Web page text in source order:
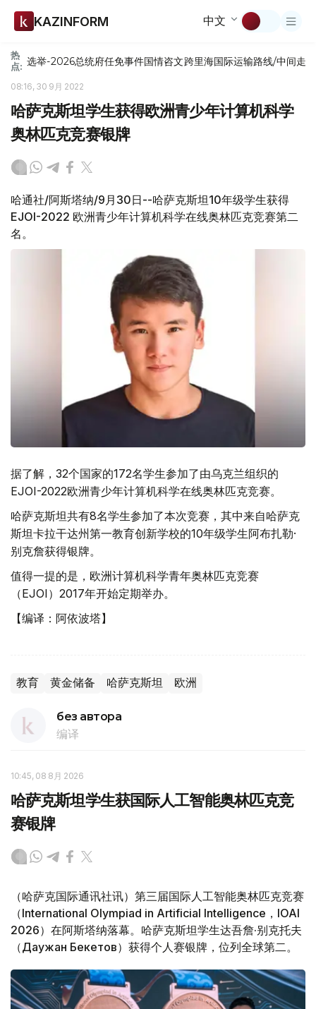
KAZINFORM 中文
热
点: 选举-2026总统府任免事件国情咨文跨里海国际运输路线/中间走廊
08:16, 30 9月 2022
哈萨克斯坦学生获得欧洲青少年计算机科学
奥林匹克竞赛银牌
哈通社/阿斯塔纳/9月30日--哈萨克斯坦10年级学生获得
EJOI-2022 欧洲青少年计算机科学在线奥林匹克竞赛第二
名。
据了解，32个国家的172名学生参加了由乌克兰组织的
EJOI-2022欧洲青少年计算机科学在线奥林匹克竞赛。
哈萨克斯坦共有8名学生参加了本次竞赛，其中来自哈萨克
斯坦卡拉干达州第一教育创新学校的10年级学生阿布扎勒·
别克詹获得银牌。
值得一提的是，欧洲计算机科学青年奥林匹克竞赛
（EJOI）2017年开始定期举办。
【编译：阿依波塔】
教育 黄金储备 哈萨克斯坦 欧洲
без автора
编译
10:45, 08 8月 2026
哈萨克斯坦学生获国际人工智能奥林匹克竞
赛银牌
（哈萨克国际通讯社讯）第三届国际人工智能奥林匹克竞赛
（International Olympiad in Artificial Intelligence，IOAI
2026）在阿斯塔纳落幕。哈萨克斯坦学生达吾詹·别克托夫
（Даужан Бекетов）获得个人赛银牌，位列全球第二。